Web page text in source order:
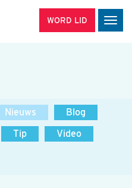
WORD LID
Nieuws
Blog
Tip
Video